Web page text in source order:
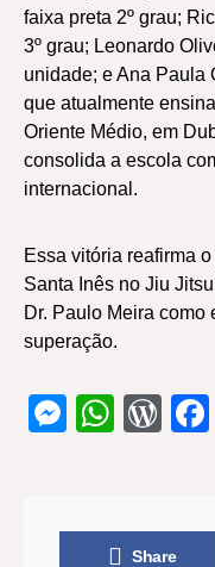
faixa preta 2º grau;
3º grau; Leonardo
unidade; e Ana Paula
que atualmente
Oriente Médio, em
consolida a escola
internacional.
Essa vitória reafirma
Santa Inês no Jiu
Dr. Paulo Meira
superação.
Share